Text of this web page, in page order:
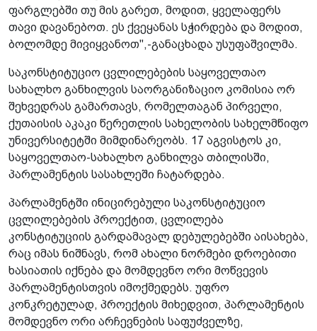
ფარგლებში თუ მის გარეთ, მოდით, ყველაფერს
თავი დავანებოთ. ეს ქვეყანას სჭირდება და მოდით,
ბოლომდე მივიყვანოთ",-განაცხადა უსუფაშვილმა.
საკონსტიტუციო ცვლილებების საყოველთაო
სახალხო განხილვის საორგანიზაციო კომისია ორ
შეხვედრას გამართავს, რომელთაგან პირველი,
ქუთაისის აკაკი წერეთლის სახელობის სახელმწიფო
უნივერსიტეტში მიმდინარეობს. 17 აგვისტოს კი,
საყოველთაო-სახალხო განხილვა თბილისში,
პარლამენტის სასახლეში ჩატარდება.
პარლამენტში ინიცირებული საკონსტიტუციო
ცვლილებების პროექტით, ცვლილება
კონსტიტუციის გარდამავალ დებულებებში აისახება,
რაც იმას ნიშნავს, რომ ახალი ნორმები დროებითი
ხასიათის იქნება და მომდევნო ორი მოწვევის
პარლამენტისთვის იმოქმედებს. უფრო
კონკრეტულად, პროექტის მიხედვით, პარლამენტის
მომდევნო ორი არჩევნების საფუძველზე,